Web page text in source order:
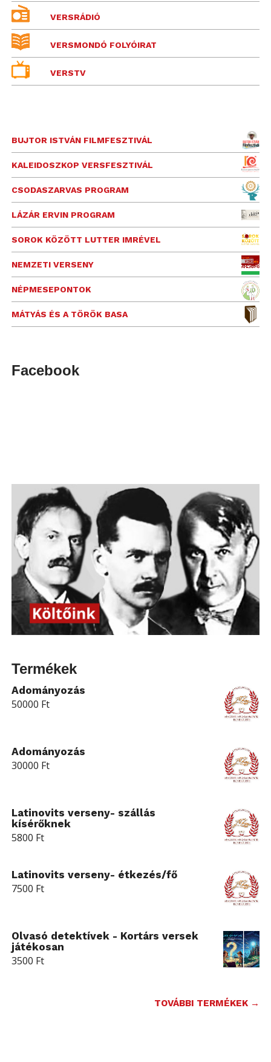
VERSRÁDIÓ
VERSMONDÓ FOLYÓIRAT
VERSTV
BUJTOR ISTVÁN FILMFESZTIVÁL
KALEIDOSZKOP VERSFESZTIVÁL
CSODASZARVAS PROGRAM
LÁZÁR ERVIN PROGRAM
SOROK KÖZÖTT LUTTER IMRÉVEL
NEMZETI VERSENY
NÉPMESEPONTOK
MÁTYÁS ÉS A TÖRÖK BASA
Facebook
Termékek
Adományozás
50000 Ft
Adományozás
30000 Ft
Latinovits verseny- szállás
kísérőknek
5800 Ft
Latinovits verseny- étkezés/fő
7500 Ft
Olvasó detektívek - Kortárs versek
játékosan
3500 Ft
TOVÁBBI TERMÉKEK →